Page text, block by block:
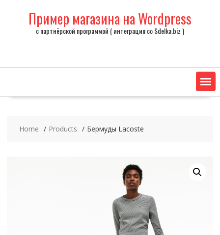
Пример магазина на Wordpress
с партнёрской программой ( интеграция со Sdelka.biz )
Home Products Бермуды Lacoste